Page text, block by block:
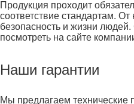
Продукция проходит
соответствие стандартам. От
безопасность и жизни
посмотреть на сайте
Наши гарантии
Мы предлагаем